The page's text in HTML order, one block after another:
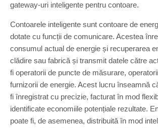
gateway-uri inteligente pentru contoare.
Contoarele inteligente sunt contoare de
dotate cu funcții de comunicare. Acestea
consumul actual de energie și recuperarea
clădire sau fabrică și transmit datele către
fi operatorii de puncte de măsurare,
furnizorii de energie. Acest lucru înseamnă
fi înregistrat cu precizie, facturat în mod
identificate economiile potențiale rezultate.
poate fi, de asemenea, distribuită în mod